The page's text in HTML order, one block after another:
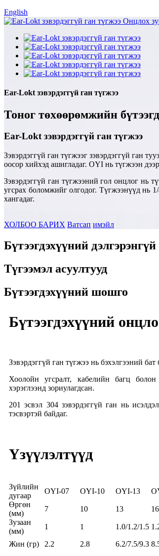
English
Ear-Lokt зэвэрдэггүй ган түгжээ
Тоног төхөөрөмжийн
Ear-Lokt зэвэрдэггүй ган түгжээ
Зэвэрдэггүй ган түгжээг зэвэрдэггүй ган
оосор хийхэд ашигладаг. OYI нь түгжээн
Зэвэрдэггүй ган түгжээний гол онцлог нь
угсрах боломжийг олгодог. Түгжээнүүд нь
хангадаг.
ХОЛБОО БАРИХ Ватсап имэйл
Бүтээгдэхүүний дэлгэрэнгүй
Түгээмэл асуултууд
Бүтээгдэхүүний шошго
Бүтээгдэхүүний
Зэвэрдэггүй ган түгжээ нь бэхэлгээний
Хоолойн угсралт, кабелийн багц
хэрэглээнд зориулагдсан.
201 эсвэл 304 зэвэрдэггүй ган нь
тэсвэртэй байдаг.
Үзүүлэлтүүд
Зүйлийн
дугаар
OYI-07 OYI-10 OYI-13
Өргөн
(мм)
7 10 13 16
Зузаан
(мм)
1 1 1.0/1.2/1.5
Жин (гр) 2.2 2.8 6.2/7.5/9.3